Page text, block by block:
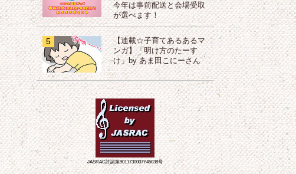
今年は事前配送と会場受取
が選べます！
5
【連載☆子育てあるあるマ
ンガ】「明け方のたーす
け」by あま田こにーさん
JASRAC許諾第9011730007Y45038号